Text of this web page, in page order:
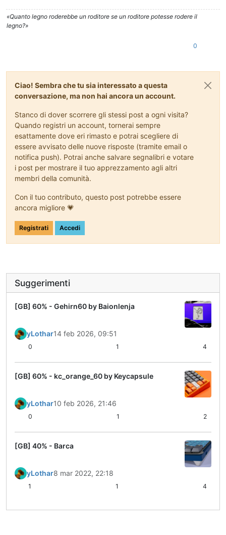
«Quanto legno roderebbe un roditore se un roditore potesse rodere il
legno?»
0
Ciao! Sembra che tu sia interessato a questa
conversazione, ma non hai ancora un account.
Stanco di dover scorrere gli stessi post a ogni visita?
Quando registri un account, tornerai sempre
esattamente dove eri rimasto e potrai scegliere di
essere avvisato delle nuove risposte (tramite email o
notifica push). Potrai anche salvare segnalibri e votare
i post per mostrare il tuo apprezzamento agli altri
membri della comunità.
Con il tuo contributo, questo post potrebbe essere
ancora migliore 💗
Registrati Accedi
Suggerimenti
[GB] 60% - Gehirn60 by Baionlenja
yLothar14 feb 2026, 09:51
0 1 4
[GB] 60% - kc_orange_60 by Keycapsule
yLothar10 feb 2026, 21:46
0 1 2
[GB] 40% - Barca
yLothar8 mar 2022, 22:18
1 1 4